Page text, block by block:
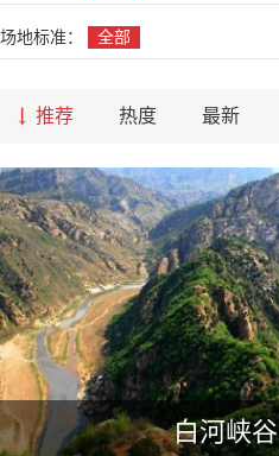
场地标准： 全部
推荐 热度 最新
白河峡谷